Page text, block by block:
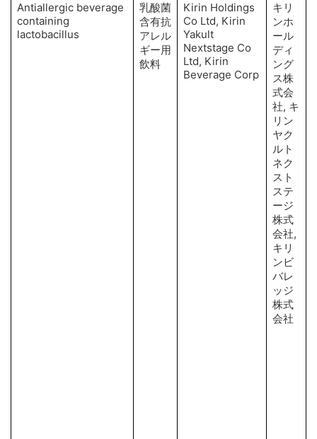
Antiallergic beverage
containing
lactobacillus
乳酸菌
含有抗
アレル
ギー用
飲料
Kirin Holdings
Co Ltd, Kirin
Yakult
Nextstage Co
Ltd, Kirin
Beverage Corp
キリ
ンホ
ール
ディ
ング
ス株
式会
社, キ
リン
ヤク
ルト
ネク
スト
ステ
ージ
株式
会社,
キリ
ンビ
バレ
ッジ
株式
会社